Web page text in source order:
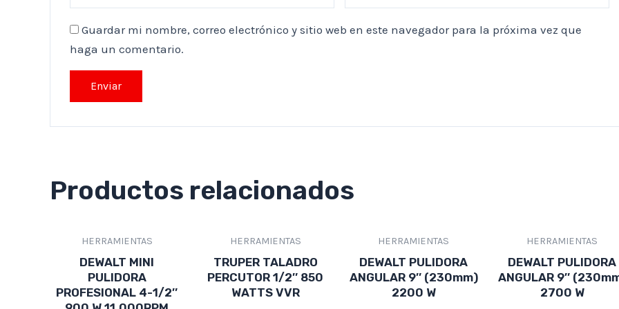
Guardar mi nombre, correo electrónico y sitio web en este navegador para la próxima vez que
haga un comentario.
Productos relacionados
HERRAMIENTAS
DEWALT MINI
PULIDORA
PROFESIONAL 4-1/2″
HERRAMIENTAS
TRUPER TALADRO
PERCUTOR 1/2″ 850
WATTS VVR
HERRAMIENTAS
DEWALT PULIDORA
ANGULAR 9″ (230mm)
2200 W
HERRAMIENTAS
DEWALT PULIDORA
ANGULAR 9″
2700 W